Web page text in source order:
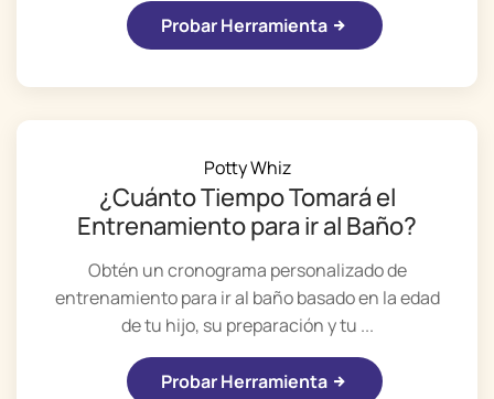
Probar Herramienta
Potty Whiz
¿Cuánto Tiempo Tomará el
Entrenamiento para ir al Baño?
Obtén un cronograma personalizado de
entrenamiento para ir al baño basado en la edad
de tu hijo, su preparación y tu ...
Probar Herramienta